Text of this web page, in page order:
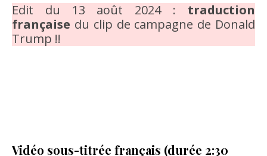
Edit du 13 août 2024 : traduction
française du clip de campagne de Donald
Trump !!
Vidéo sous-titrée français (durée 2:30